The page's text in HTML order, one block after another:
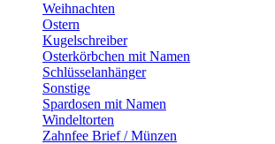
Weihnachten
Ostern
Kugelschreiber
Osterkörbchen mit Namen
Schlüsselanhänger
Sonstige
Spardosen mit Namen
Windeltorten
Zahnfee Brief / Münzen